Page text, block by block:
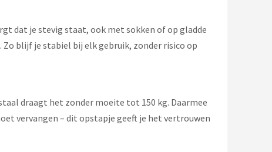
dat je stevig staat, ook met sokken of op gladde
blijf je stabiel bij elk gebruik, zonder risico op
draagt het zonder moeite tot 150 kg. Daarmee
vervangen – dit opstapje geeft je het vertrouwen